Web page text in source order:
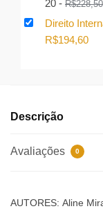
20 - R$228,50
Direito
O
R$194,60O
Descrição
Avaliações 0
AUTORES: Aline